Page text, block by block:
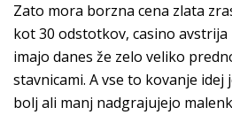
Zato mora borzna cena zlata
kot 30 odstotkov, casino
imajo danes že zelo veliko
stavnicami. A vse to kovanje idej
bolj ali manj nadgrajujejo